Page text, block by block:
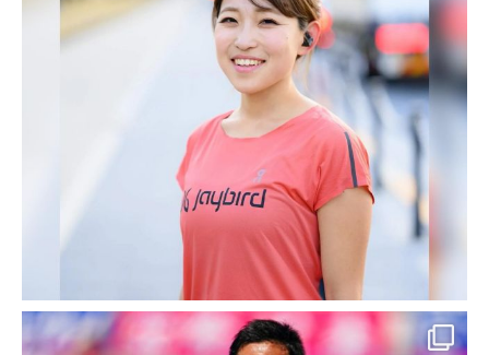
イ 様
お客様名 Bridal jewelry ITOI（イトイ株式会
社） 様 事業概要 結婚指輪販売 婚約指輪販
売 ブライダルジュエリー販売 他 ご利用サー
ビス SEO対策 URL：http://bridal.hh-itoi […]
2017-03-21
SEO対策 導入実績・事例
【ウェブ制作実績紹介】群馬 太
田 ブランドウォッチ 腕時計｜
イトイ本店 様